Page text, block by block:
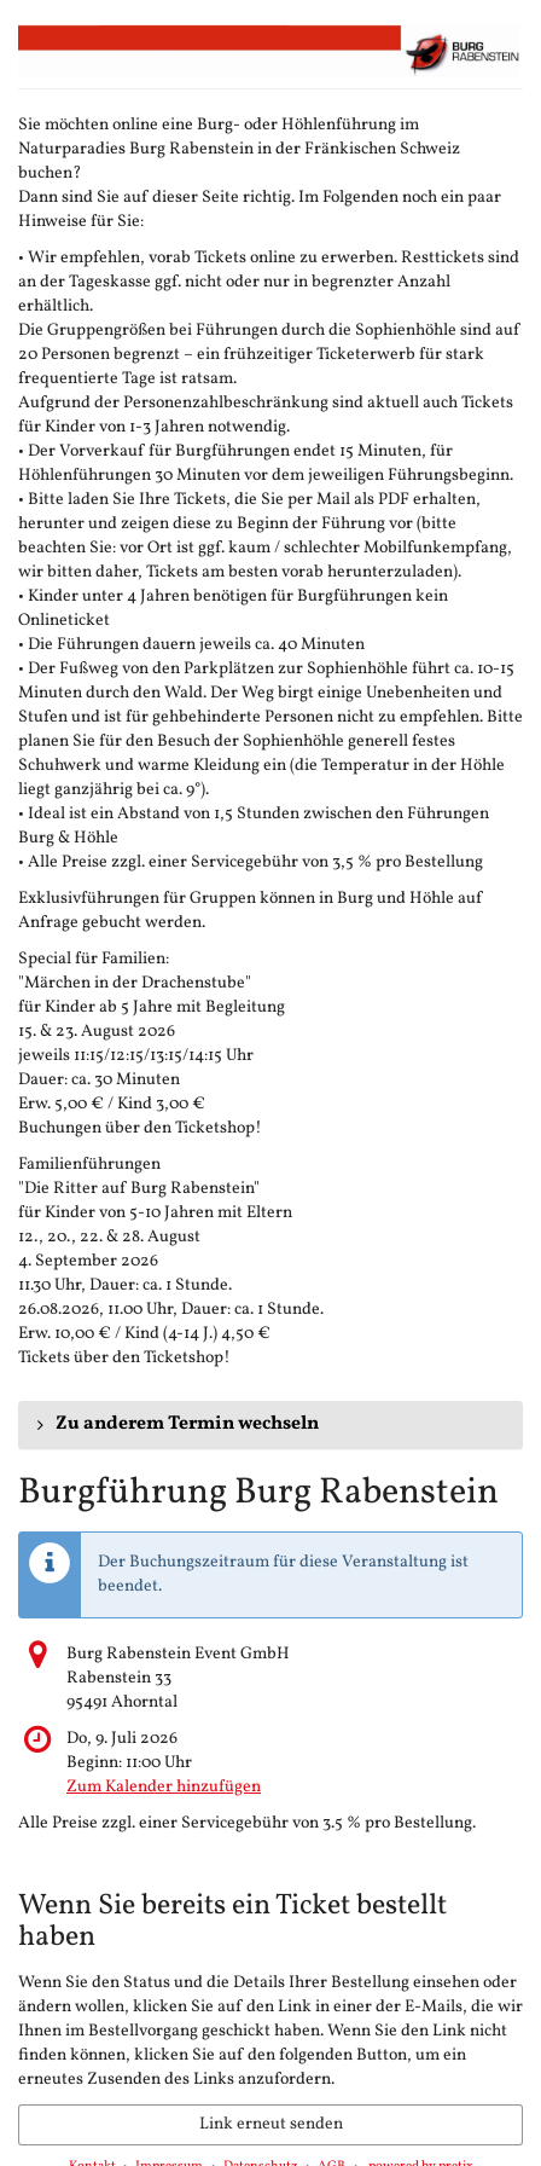
Zum
Haupt-
Sie möchten online eine Burg- oder Höhlenführung im
Naturparadies Burg Rabenstein in der Fränkischen Schweiz
buchen?
Dann sind Sie auf dieser Seite richtig. Im Folgenden noch ein paar
Hinweise für Sie:
• Wir empfehlen, vorab Tickets online zu erwerben. Resttickets sind
an der Tageskasse ggf. nicht oder nur in begrenzter Anzahl
erhältlich.
Die Gruppengrößen bei Führungen durch die Sophienhöhle sind auf
20 Personen begrenzt – ein frühzeitiger Ticketerwerb für stark
frequentierte Tage ist ratsam.
Aufgrund der Personenzahlbeschränkung sind aktuell auch Tickets
für Kinder von 1-3 Jahren notwendig.
• Der Vorverkauf für Burgführungen endet 15 Minuten, für
Höhlenführungen 30 Minuten vor dem jeweiligen Führungsbeginn.
• Bitte laden Sie Ihre Tickets, die Sie per Mail als PDF erhalten,
herunter und zeigen diese zu Beginn der Führung vor (bitte
beachten Sie: vor Ort ist ggf. kaum / schlechter Mobilfunkempfang,
wir bitten daher, Tickets am besten vorab herunterzuladen).
• Kinder unter 4 Jahren benötigen für Burgführungen kein
Onlineticket
• Die Führungen dauern jeweils ca. 40 Minuten
• Der Fußweg von den Parkplätzen zur Sophienhöhle führt ca. 10-15
Minuten durch den Wald. Der Weg birgt einige Unebenheiten und
Stufen und ist für gehbehinderte Personen nicht zu empfehlen. Bitte
planen Sie für den Besuch der Sophienhöhle generell festes
Schuhwerk und warme Kleidung ein (die Temperatur in der Höhle
liegt ganzjährig bei ca. 9°).
• Ideal ist ein Abstand von 1,5 Stunden zwischen den Führungen
Burg & Höhle
• Alle Preise zzgl. einer Servicegebühr von 3,5 % pro Bestellung
Exklusivführungen für Gruppen können in Burg und Höhle auf
Anfrage gebucht werden.
Special für Familien:
"Märchen in der Drachenstube"
für Kinder ab 5 Jahre mit Begleitung
15. & 23. August 2026
jeweils 11:15/12:15/13:15/14:15 Uhr
Dauer: ca. 30 Minuten
Erw. 5,00 € / Kind 3,00 €
Buchungen über den Ticketshop!
Familienführungen
"Die Ritter auf Burg Rabenstein"
für Kinder von 5-10 Jahren mit Eltern
12., 20., 22. & 28. August
4. September 2026
11.30 Uhr, Dauer: ca. 1 Stunde.
26.08.2026, 11.00 Uhr, Dauer: ca. 1 Stunde.
Erw. 10,00 € / Kind (4-14 J.) 4,50 €
Tickets über den Ticketshop!
Zu anderem Termin wechseln
Burgführung Burg Rabenstein
Der Buchungszeitraum für diese Veranstaltung ist
beendet.
Burg Rabenstein Event GmbH
Rabenstein 33
95491 Ahorntal
Do, 9. Juli 2026
Beginn: 11:00Uhr
Zum Kalender hinzufügen
Alle Preise zzgl. einer Servicegebühr von 3.5 % pro Bestellung.
Wenn Sie bereits ein Ticket bestellt
haben
Wenn Sie den Status und die Details Ihrer Bestellung einsehen oder
ändern wollen, klicken Sie auf den Link in einer der E-Mails, die wir
Ihnen im Bestellvorgang geschickt haben. Wenn Sie den Link nicht
finden können, klicken Sie auf den folgenden Button, um ein
erneutes Zusenden des Links anzufordern.
Link erneut senden